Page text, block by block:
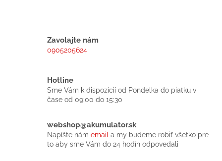
Zavolajte nám
0905205624
Hotline
Sme Vám k dispozícií od Pondelka do piatku v
čase od 09:00 do 15:30
webshop@akumulator.sk
Napíšte nám email a my budeme robiť všetko pre
to aby sme Vám do 24 hodín odpovedali